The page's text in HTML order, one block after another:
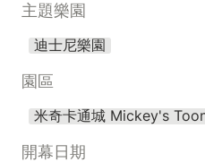
主題樂園
迪士尼樂園
園區
米奇卡通城 Mickey's
開幕日期